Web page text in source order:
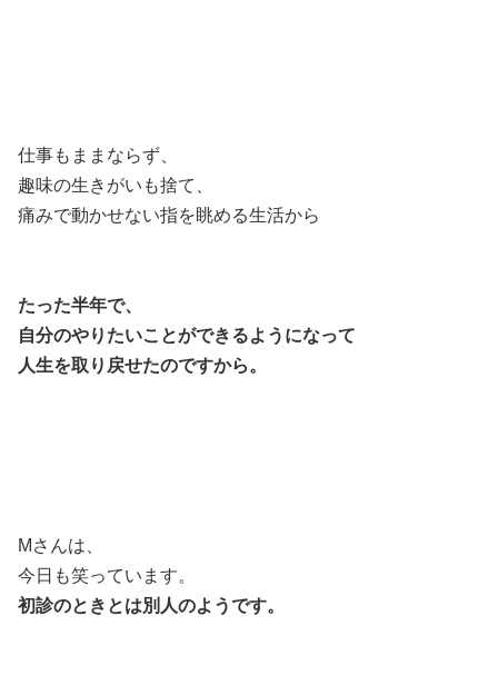
仕事もままならず、
趣味の生きがいも捨て、
痛みで動かせない指を眺める生活から
たった半年で、
自分のやりたいことができるようになって
人生を取り戻せたのですから。
Mさんは、
今日も笑っています。
初診のときとは別人のようです。